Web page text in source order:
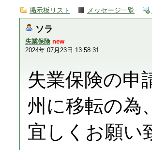
掲示板リスト メッセージ一覧
ソラ
失業保険 new
2024年 07月23日 13:58:31
失業保険の申
州に移転の為
宜しくお願い